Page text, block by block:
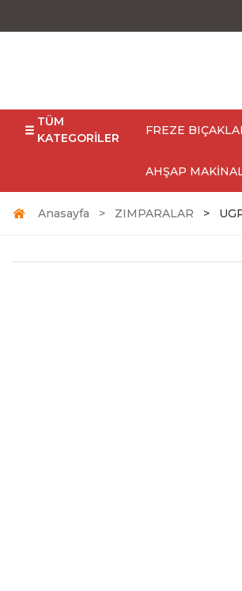
TÜM
KATEGORİLER
FREZE
AHŞAP
Anasayfa ZIMPARALAR